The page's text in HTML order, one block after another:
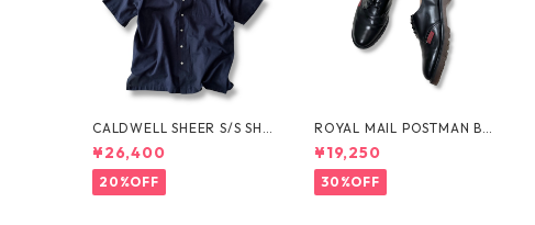
CALDWELL SHEER S/S SHI
RT by Polo Ralph Lauren
¥26,400
20%OFF
ROYAL MAIL POSTMAN BO
OTS by Dr.MARTENS
¥19,250
30%OFF